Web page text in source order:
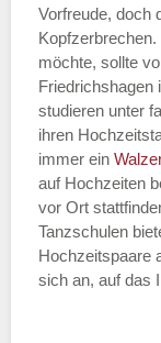
Vorfreude, doch
möchte, sollte
Friedrichshagen
studieren unter
ihren
immer ein
auf Hochzeiten
vor Ort
Tanzschulen
Hochzeitspaare
sich an, auf das